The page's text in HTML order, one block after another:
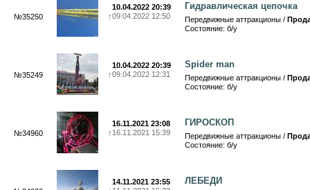
№35250
10.04.2022 20:39
↑09.04.2022 12:50
Гидравлическая цепочка
Передвижные аттракционы /
Состояние: б/у
№35249
10.04.2022 20:39
↑09.04.2022 12:31
Spider man
Передвижные аттракционы /
Состояние: б/у
№34960
16.11.2021 23:08
↑ 16.11.2021 15:39
ГИРОСКОП
Передвижные аттракционы /
Состояние: б/у
14.11.2021 23:55
ЛЕБЕДИ